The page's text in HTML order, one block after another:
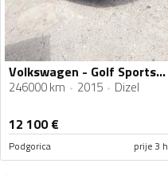
Volkswagen - Golf Sportsvan - 2.0tdi
246000 km 2015 Dizel
12 100€
Podgorica prije 3 h